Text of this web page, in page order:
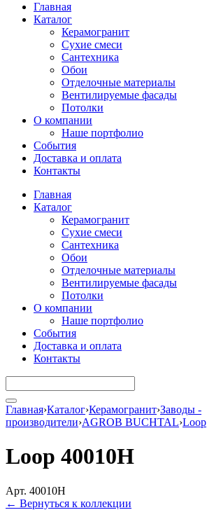
Главная
Каталог
Керамогранит
Сухие смеси
Сантехника
Обои
Отделочные материалы
Вентилируемые фасады
Потолки
О компании
Наше портфолио
События
Доставка и оплата
Контакты
Главная
Каталог
Керамогранит
Сухие смеси
Сантехника
Обои
Отделочные материалы
Вентилируемые фасады
Потолки
О компании
Наше портфолио
События
Доставка и оплата
Контакты
Главная›Каталог›Керамогранит›Заводы -
производители›AGROB BUCHTAL›Loop
Loop 40010H
Арт. 40010H
← Вернуться к коллекции